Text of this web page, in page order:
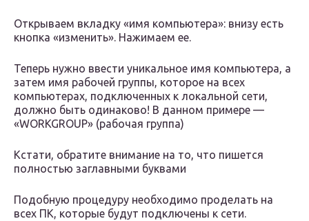
Открываем вкладку «имя компьютера»: внизу есть
кнопка «изменить». Нажимаем ее.
Теперь нужно ввести уникальное имя компьютера, а
затем имя рабочей группы, которое на всех
компьютерах, подключенных к локальной сети,
должно быть одинаково! В данном примере —
«WORKGROUP» (рабочая группа)
Кстати, обратите внимание на то, что пишется
полностью заглавными буквами
Подобную процедуру необходимо проделать на
всех ПК, которые будут подключены к сети.